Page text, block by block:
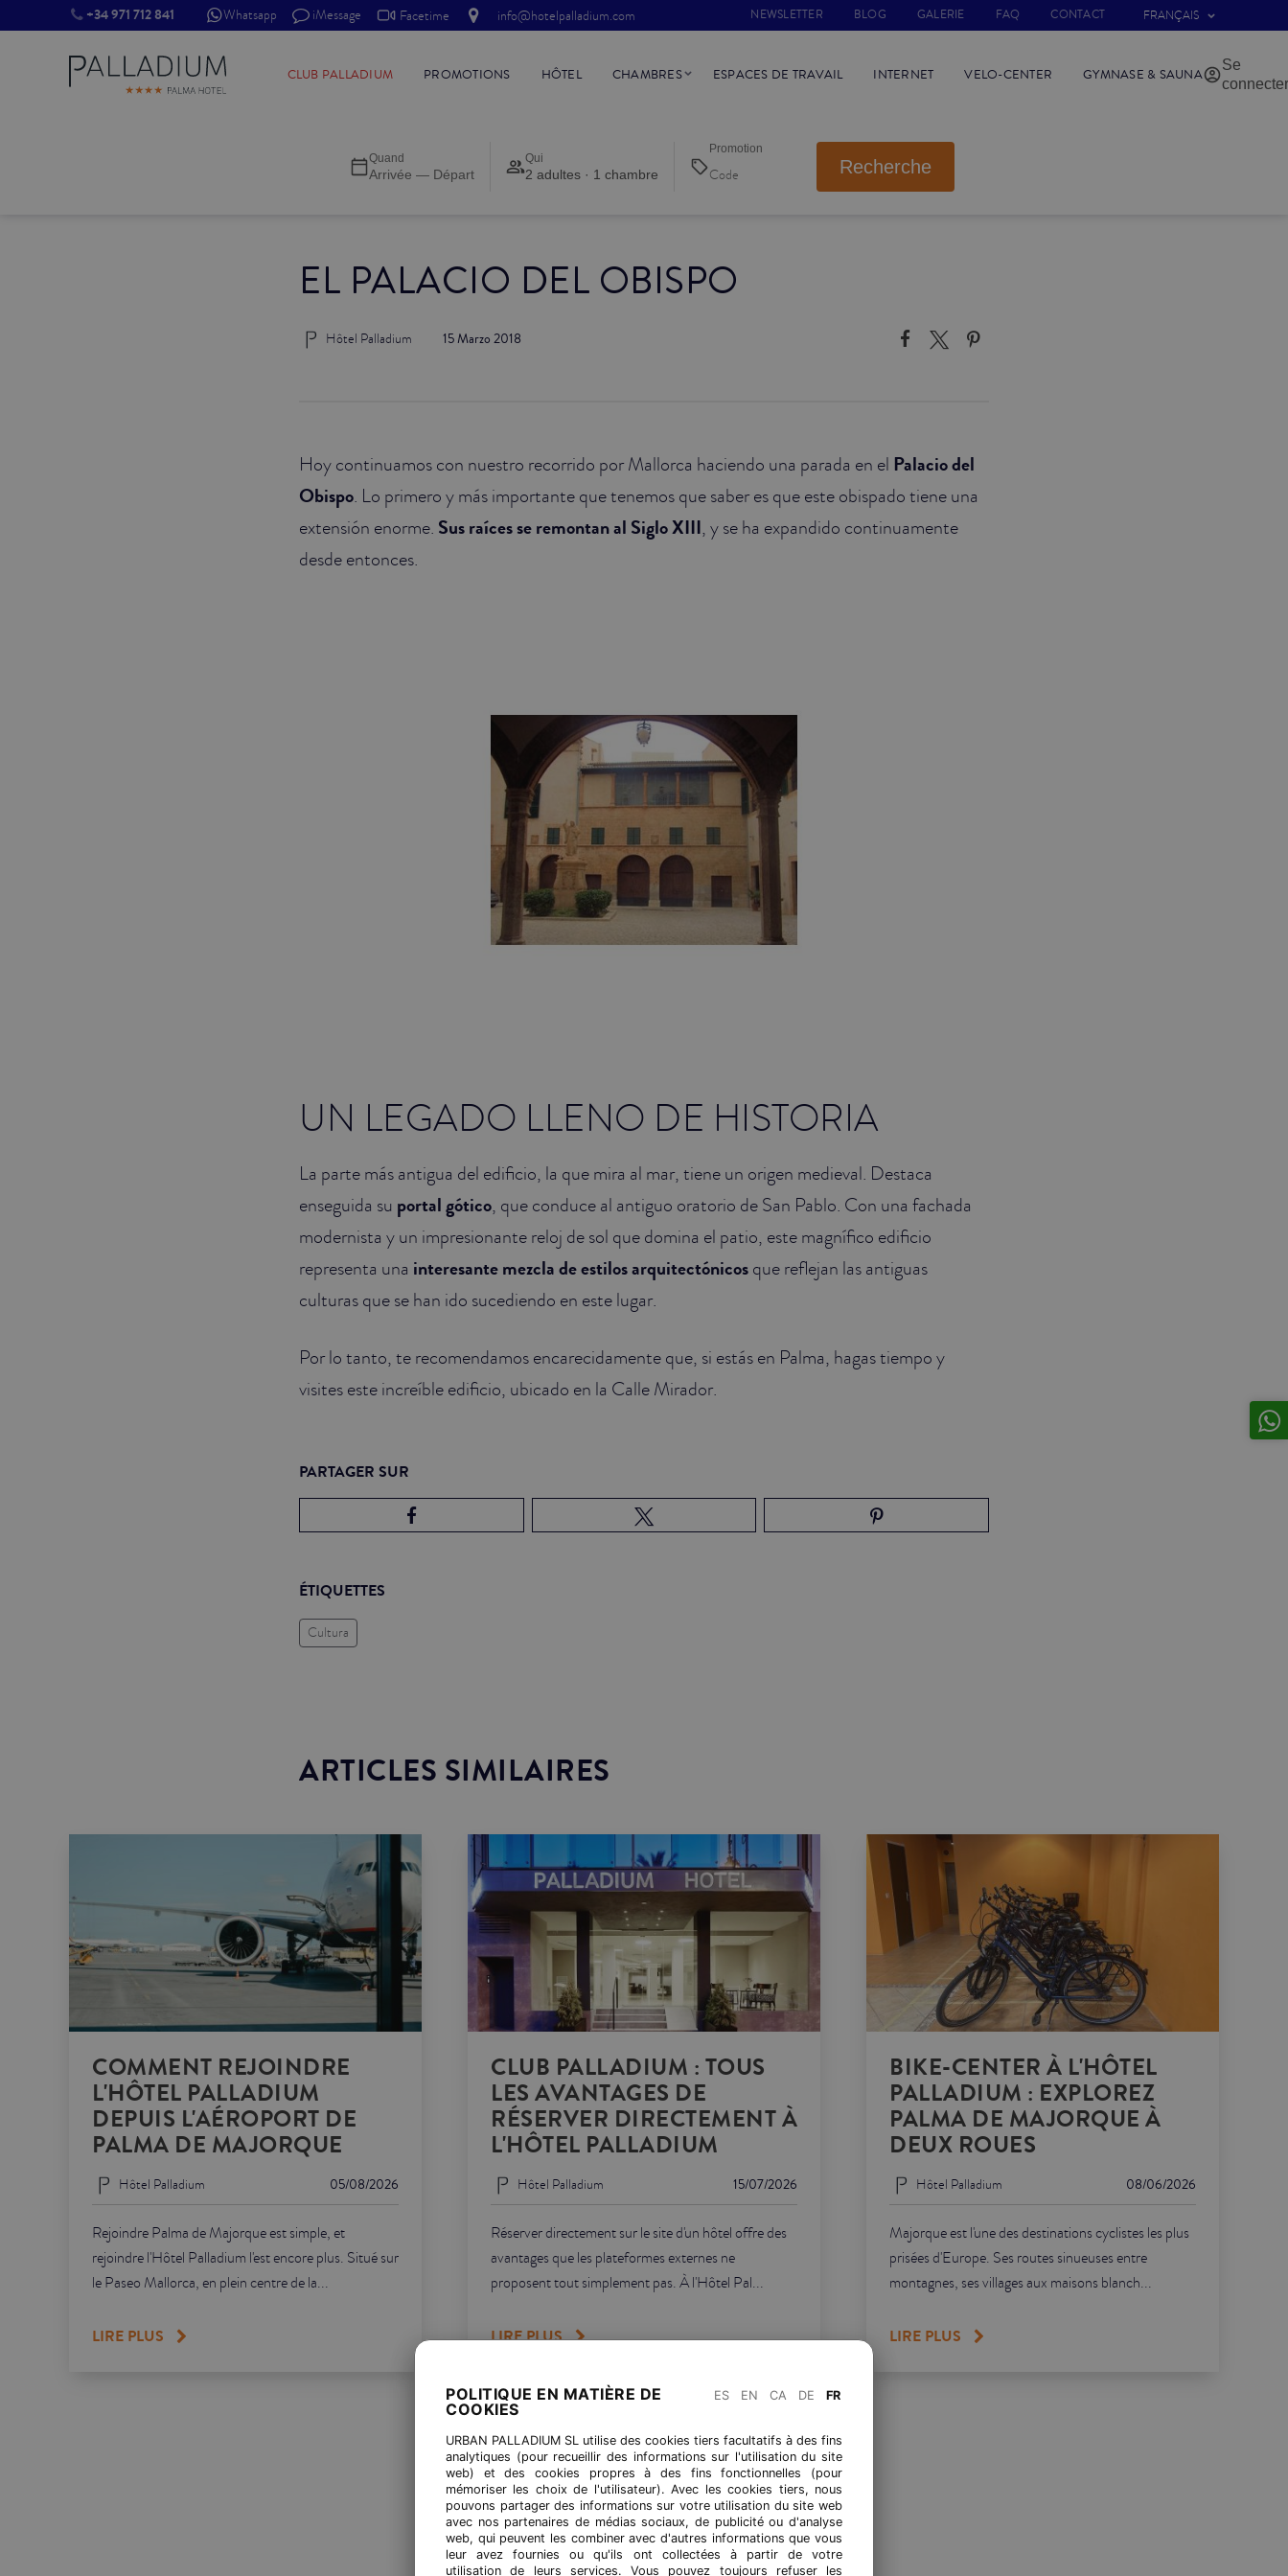
EL PALACIO DEL OBISPO
15 Marzo 2018
Hôtel Palladium
Hoy continuamos con nuestro recorrido por Mallorca haciendo una parada en el Palacio del
Obispo. Lo primero y más importante que tenemos que saber es que este obispado tiene una
extensión enorme. Sus raíces se remontan al Siglo XIII, y se ha expandido continuamente
desde entonces.
UN LEGADO LLENO DE HISTORIA
La parte más antigua del edificio, la que mira al mar, tiene un origen medieval. Destaca
enseguida su portal gótico, que conduce al antiguo oratorio de San Pablo. Con una fachada
modernista y un impresionante reloj de sol que domina el patio, este magnífico edificio
representa una interesante mezcla de estilos arquitectónicosque reflejan las antiguas
culturas que se han ido sucediendo en este lugar.
Por lo tanto, te recomendamos encarecidamente que, si estás en Palma, hagas tiempo y
visites este increíble edificio, ubicado en la Calle Mirador.
PARTAGER SUR
ÉTIQUETTES
Cultura
ARTICLES SIMILAIRES
COMMENT REJOINDRE
L'HÔTEL PALLADIUM
DEPUIS L'AÉROPORT DE
PALMA DE MAJORQUE
05/08/2026
Hôtel Palladium
Rejoindre Palma de Majorque est simple, et
rejoindre l'Hôtel Palladium l'est encore plus. Situé sur
le Paseo Mallorca, en plein centre de la...
LIRE PLUS
CLUB PALLADIUM : TOUS
LES AVANTAGES DE
RÉSERVER DIRECTEMENT À
L'HÔTEL PALLADIUM
15/07/2026
Hôtel Palladium
Réserver directement sur le site d'un hôtel offre des
avantages que les plateformes externes ne
proposent tout simplement pas. À l'Hôtel Pal...
LIRE PLUS
BIKE-CENTER À L'HÔTEL
PALLADIUM : EXPLOREZ
PALMA DE MAJORQUE À
DEUX ROUES
08/06/2026
Hôtel Palladium
Majorque est l'une des destinations cyclistes les plus
prisées d'Europe. Ses routes sinueuses entre
montagnes, ses villages aux maisons blanch...
LIRE PLUS
RETOURNER À BLOG
+34 971 712 841 Whatsapp iMessage Facetime info@hotelpalladium.com NEWSLETTER BLOG GALERIE FAQ CONTACT FRANÇAIS
CLUB PALLADIUM PROMOTIONS HÔTEL CHAMBRES ESPACES DE TRAVAIL INTERNET VELO-CENTER GYMNASE & SAUNA
Se
connecter
Quand
Arrivée — Départ
Qui
2 adultes · 1 chambre
Promotion
Recherche
ES EN CA DE FR
POLITIQUE EN MATIÈRE DE
COOKIES
URBAN PALLADIUM SL utilise des cookies tiers facultatifs à des fins
analytiques (pour recueillir des informations sur l'utilisation du site
web) et des cookies propres à des fins fonctionnelles (pour
mémoriser les choix de l'utilisateur). Avec les cookies tiers, nous
pouvons partager des informations sur votre utilisation du site web
avec nos partenaires de médias sociaux, de publicité ou d'analyse
web, qui peuvent les combiner avec d'autres informations que vous
leur avez fournies ou qu'ils ont collectées à partir de votre
utilisation de leurs services. Vous pouvez toujours refuser les
SINGLE RED